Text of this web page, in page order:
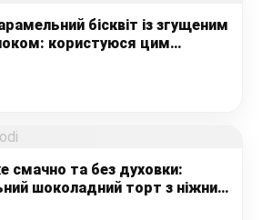
бісквіт із згущеним
користуюся цим
дуже часто
смачно та без духовки:
шоколадний торт з ніжним
(ділюсь рецептом)